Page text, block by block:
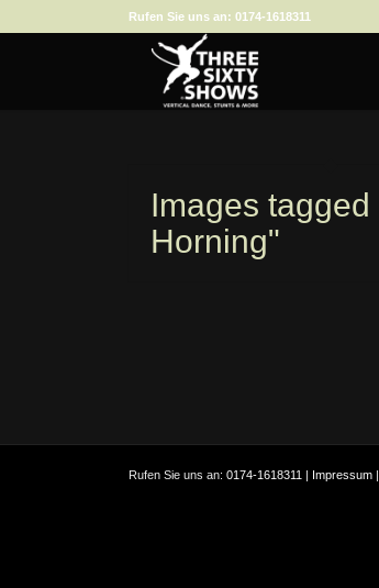
Rufen Sie uns an:0174-1618311
Images
Horning"
Rufen Sie uns an:0174-1618311 | Impressum